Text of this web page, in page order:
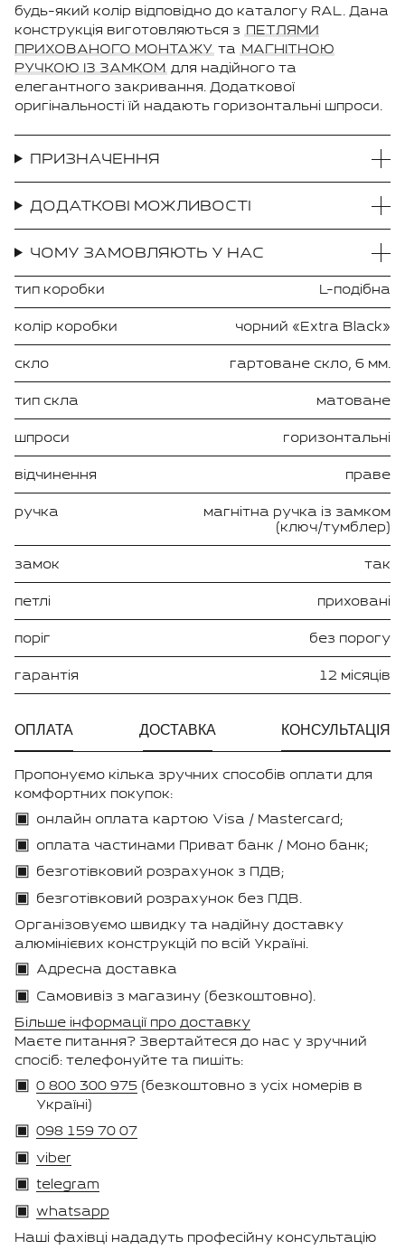
будь-який колір відповідно до каталогу RAL. Дана
конструкція виготовляються з
ПЕТЛЯМИ
ПРИХОВАНОГО МОНТАЖУ та
МАГНІТНОЮ
РУЧКОЮ ІЗ ЗАМКОМ для надійного та
елегантного закривання. Додаткової
оригінальності їй надають горизонтальні шпроси.
ПРИЗНАЧЕННЯ
ДОДАТКОВІ МОЖЛИВОСТІ
ЧОМУ ЗАМОВЛЯЮТЬ У НАС
тип коробки L-подібна
колір коробки чорний «Extra Black»
скло гартоване скло, 6 мм.
тип скла матоване
шпроси горизонтальні
відчинення праве
ручка
магнітна ручка із замком
(ключ/тумблер)
замок так
петлі приховані
поріг без порогу
гарантія 12 місяців
ОПЛАТА ДОСТАВКА КОНСУЛЬТАЦІЯ
Пропонуємо кілька зручних способів оплати для
комфортних покупок:
онлайн оплата картою Visa / Mastercard;
оплата частинами Приват банк / Моно банк;
безготівковий розрахунок з ПДВ;
безготівковий розрахунок без ПДВ.
Організовуємо швидку та надійну доставку
алюмінієвих конструкцій по всій Україні.
Адресна доставка
Самовивіз з магазину (безкоштовно).
Більше інформації про доставку
Маєте питання? Звертайтеся до нас у зручний
спосіб: телефонуйте та пишіть:
0 800 300 975 (безкоштовно з усіх номерів в
Україні)
098 159 70 07
viber
telegram
whatsapp
Наші фахівці нададуть професійну консультацію